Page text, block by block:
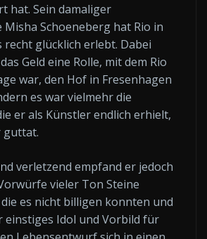
hat. Sein damaliger
Schoeneberg hat Rio in
recht glücklich erlebt. Dabei
Geld eine Rolle, mit dem Rio
war, den Hof in Fresenhagen
es war vielmehr die
er als Künstler endlich erhielt,
guttat.
verletzend empfand er jedoch
vieler Ton Steine
es nicht billigen konnten und
einstiges Idol und Vorbild für